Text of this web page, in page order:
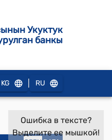
Укуктук
банкы
KG RU
Ошибка в тексте?
Выделите ее мышкой!